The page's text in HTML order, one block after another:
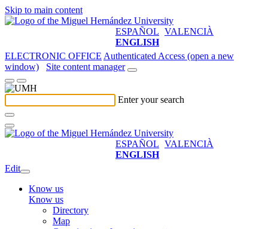
Skip to main content
ESPAÑOL VALENCIÀ
ENGLISH
ELECTRONIC OFFICE Authenticated Access (open a new
window)
Site content manager
Enter your search
ESPAÑOL VALENCIÀ
ENGLISH
Edit
Know us
Know us
Directory
Map